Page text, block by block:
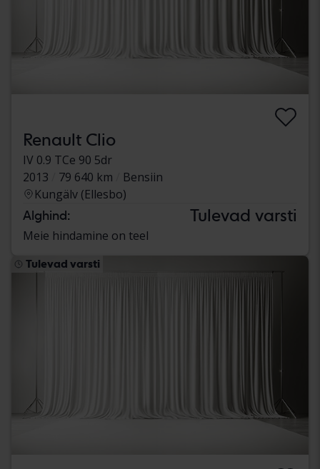
Renault Clio
IV 0.9 TCe 90 5dr
2013
79 640 km
Bensiin
Kungälv (Ellesbo)
Alghind: Tulevad varsti
Meie hindamine on teel
Tulevad varsti